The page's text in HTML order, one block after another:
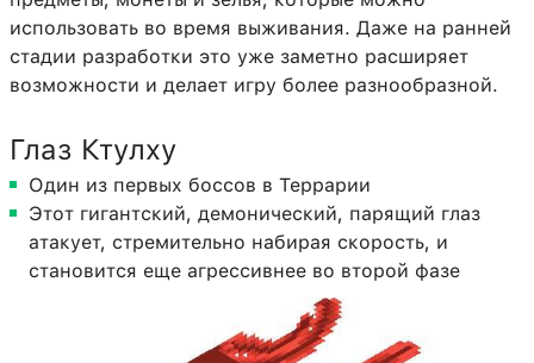
использовать во время выживания. Даже на ранней
стадии разработки это уже заметно расширяет
возможности и делает игру более разнообразной.
Глаз Ктулху
Один из первых боссов в Террарии
Этот гигантский, демонический, парящий глаз
атакует, стремительно набирая скорость, и
становится еще агрессивнее во второй фазе